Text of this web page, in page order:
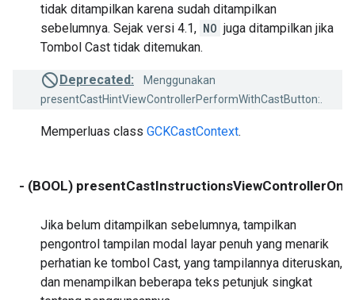
tidak ditampilkan karena sudah ditampilkan
sebelumnya. Sejak versi 4.1, NO juga ditampilkan jika
Tombol Cast tidak ditemukan.
Deprecated:
Menggunakan
presentCastHintViewControllerPerformWithCastButton:.
Memperluas class GCKCastContext.
- (BOOL)
Jika belum ditampilkan sebelumnya, tampilkan
pengontrol tampilan modal layar penuh yang menarik
perhatian ke tombol Cast, yang tampilannya diteruskan,
dan menampilkan beberapa teks petunjuk singkat